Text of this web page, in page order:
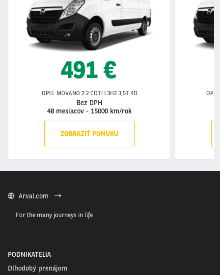
491 €
OPEL MOVANO 2.2 CDTI L3H2 3,5T 4D
Bez DPH
48 mesiacov - 15000 km/rok
ZOBRAZIŤ PONUKU
Arval.com
For the many journeys in life
PODNIKATELIA
Dlhodobý prenájom